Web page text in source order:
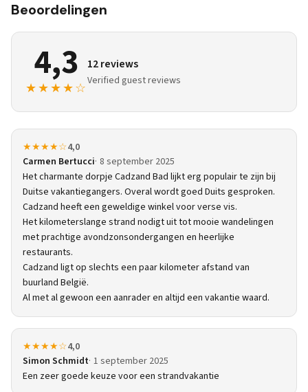
Beoordelingen
4,3
★★★★☆
12 reviews
Verified guest reviews
★★★★☆4,0
Carmen Bertucci 8 september 2025
Het charmante dorpje Cadzand Bad lijkt erg populair te zijn bij
Duitse vakantiegangers. Overal wordt goed Duits gesproken.
Cadzand heeft een geweldige winkel voor verse vis.
Het kilometerslange strand nodigt uit tot mooie wandelingen
met prachtige avondzonsondergangen en heerlijke
restaurants.
Cadzand ligt op slechts een paar kilometer afstand van
buurland België.
Al met al gewoon een aanrader en altijd een vakantie waard.
★★★★☆4,0
Simon Schmidt 1 september 2025
Een zeer goede keuze voor een strandvakantie